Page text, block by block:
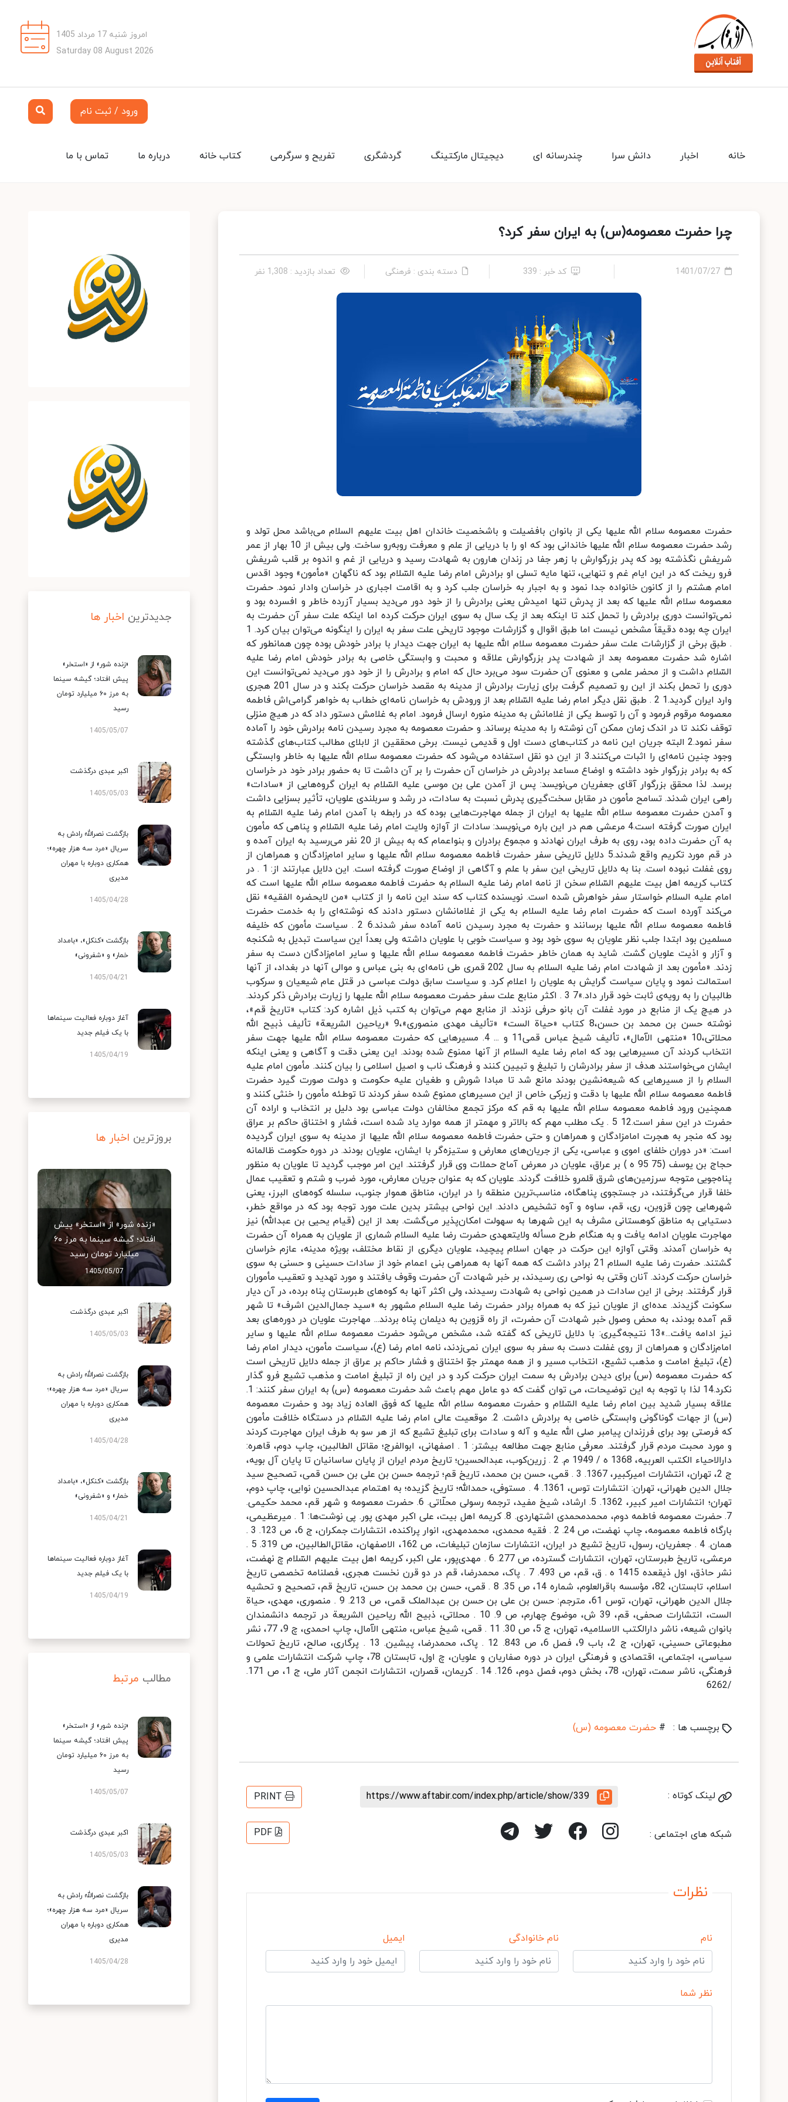
امروز شنبه 17 مرداد 1405
Saturday 08 August 2026
ورود / ثبت نام
تماس با ما درباره ما کتاب خانه تفریح و سرگرمی گردشگری دیجیتال مارکتینگ چندرسانه ای دانش سرا اخبار خانه
چرا حضرت معصومه(س) به ایران سفر کرد؟
1401/07/27 کد خبر : 339 دسته بندی : فرهنگی تعداد بازدید : 1,308 نفر
حضرت معصومه سلام الله علیها یکی از بانوان بافضیلت و باشخصیت خاندان اهل بیت علیهم السلام می‌باشد محل تولد و
رشد حضرت معصومه سلام الله علیها خاندانی بود که او را با دریایی از علم و معرفت روبه‌رو ساخت. ولی بیش از 10 بهار از عمر
شریفش نگذشته بود که پدر بزرگوارش با زهر جفا در زندان هارون به شهادت رسید و دریایی از غم و اندوه بر قلب شریفش
فرو ریخت که در این ایام غم و تنهایی، تنها مایه تسلی او برادرش امام رضا علیه السّلام بود که ناگهان «مأمون» وجود اقدس
امام هشتم را از کانون خانواده جدا نمود و به اجبار به خراسان جلب کرد و به اقامت اجباری در خراسان وادار نمود. حضرت
معصومه سلام الله علیها که بعد از پدرش تنها امیدش یعنی برادرش را از خود دور می‌دید بسیار آزرده خاطر و افسرده بود و
نمی‌توانست دوری برادرش را تحمل کند تا اینکه بعد از یک سال به سوی ایران حرکت کرده اما اینکه علت سفر آن حضرت به
ایران چه بوده دقیقاً مشخص نیست اما طبق اقوال و گزارشات موجود تاریخی علت سفر به ایران را اینگونه می‌توان بیان کرد. 1
. طبق برخی از گزارشات علت سفر حضرت معصومه سلام الله علیها به ایران جهت دیدار با برادر خودش بوده چون همانطور که
اشاره شد حضرت معصومه بعد از شهادت پدر بزرگوارش علاقه و محبت و وابستگی خاصی به برادر خودش امام رضا علیه
السّلام داشت و از محضر علمی و معنوی آن حضرت سود می‌برد حال که امام و برادرش را از خود دور می‌دید نمی‌توانست این
دوری را تحمل بکند از این رو تصمیم گرفت برای زیارت برادرش از مدینه به مقصد خراسان حرکت بکند و در سال 201 هجری
وارد ایران گردید.1 2 . طبق نقل دیگر امام رضا علیه السّلام بعد از ورودش به خراسان نامه‌ای خطاب به خواهر گرامی‌اش فاطمه
معصومه مرقوم فرمود و آن را توسط یکی از غلامانش به مدینه منوره ارسال فرمود. امام به غلامش دستور داد که در هیچ منزلی
توقف نکند تا در اندک زمان ممکن آن نوشته را به مدینه برساند. و حضرت معصومه به مجرد رسیدن نامه برادرش خود را آماده
سفر نمود.2 البته جریان این نامه در کتاب‌های دست اول و قدیمی نیست. برخی محققین از لابلای مطالب کتاب‌های گذشته
وجود چنین نامه‌ای را اثبات می‌کنند.3 از این دو نقل استفاده می‌شود که حضرت معصومه سلام الله علیها به خاطر وابستگی
که به برادر بزرگوار خود داشته و اوضاع مساعد برادرش در خراسان آن حضرت را بر آن داشت تا به حضور برادر خود در خراسان
برسد. لذا محقق بزرگوار آقای جعفریان می‌نویسد: پس از آمدن علی بن موسی علیه السّلام به ایران گروه‌هایی از «سادات»
راهی ایران شدند. تسامح مأمون در مقابل سخت‌گیری پدرش نسبت به سادات، در رشد و سربلندی علویان، تأثیر بسزایی داشت
و آمدن حضرت معصومه سلام الله علیها به ایران از جمله مهاجرت‌هایی بوده که در رابطه با آمدن امام رضا علیه السّلام به
ایران صورت گرفته است.4 مرعشی هم در این باره می‌نویسد: سادات از آوازه ولایت امام رضا علیه السّلام و پناهی که مأمون
به آن حضرت داده بود،‌ روی به طرف ایران نهادند و مجموع برادران و بنواعمام که به بیش از 20 نفر می‌رسید به ایران آمده و
در قم مورد تکریم واقع شدند.5 دلایل تاریخی سفر حضرت فاطمه معصومه سلام الله علیها و سایر امام‌زادگان و همراهان از
روی غفلت نبوده است. بنا به دلایل تاریخی این سفر با علم و آگاهی از اوضاع صورت گرفته است. این دلایل عبارتند از: 1 . در
کتاب کریمه اهل بیت علیهم السّلام سخن از نامه امام رضا علیه السلام به حضرت فاطمه معصومه سلام الله علیها است که
امام علیه السلام خواستار سفر خواهرش شده است. نویسنده کتاب که سند این نامه را از کتاب «من لایحضره الفقیه» نقل
می‌کند آورده است که حضرت امام رضا علیه السلام به یکی از غلامانشان دستور دادند که نوشته‌ای را به خدمت حضرت
فاطمه معصومه سلام الله علیها برسانند و حضرت به مجرد رسیدن نامه آماده سفر شدند.6 2 . سیاست مأمون که خلیفه
مسلمین بود ابتدا جلب نظر علویان به سوی خود بود و سیاست خوبی با علویان داشته ولی بعداً این سیاست تبدیل به شکنجه
و آزار و اذیت علویان گشت. شاید به همان خاطر حضرت فاطمه معصومه سلام الله علیها و سایر امام‌زادگان دست به سفر
زدند. «مأمون بعد از شهادت امام رضا علیه السلام به سال 202 قمری طی نامه‌ای به بنی عباس و موالی آنها در بغداد، از آنها
استمالت نمود و پایان سیاست گرایش به علویان را اعلام کرد. و سیاست سابق دولت عباسی در قتل عام شیعیان و سرکوب
طالبیان را به رویه‌ی ثابت خود قرار داد.»7 3 . اکثر منابع علت سفر حضرت معصومه سلام الله علیها را زیارت برادرش ذکر کردند.
در هیچ یک از منابع در مورد غفلت آن بانو حرفی نزدند. از منابع مهم می‌توان به کتب ذیل اشاره کرد: کتاب «تاریخ قم»،
نوشته حسن بن محمد بن حسن،8 کتاب «حیاة الست» «تألیف مهدی منصوری»،9 «ریاحین الشریعة» تألیف ذبیح الله
محلاتی،10 «منتهی الآمال»، تألیف شیخ عباس قمی11 و ... 4. مسیرهایی که حضرت معصومه سلام الله علیها جهت سفر
انتخاب کردند آن مسیرهایی بود که امام رضا علیه السلام از آنها ممنوع شده بودند. این یعنی دقت و آگاهی و یعنی اینکه
ایشان می‌خواستند هدف از سفر برادرشان را تبلیغ و تبیین کنند و فرهنگ ناب و اصیل اسلامی را بیان کنند. مأمون امام علیه
السلام را از مسیرهایی که شیعه‌نشین بودند مانع شد تا مبادا شورش و طغیان علیه حکومت و دولت صورت گیرد حضرت
فاطمه معصومه سلام الله علیها با دقت و زیرکی خاص از این مسیرهای ممنوع شده سفر کردند تا توطئه مأمون را خنثی کنند و
همچنین ورود فاطمه معصومه سلام الله علیها به قم که مرکز تجمع مخالفان دولت عباسی بود دلیل بر انتخاب و اراده آن
حضرت در این سفر است.12 5 . یک مطلب مهم که بالاتر و مهمتر از همه موارد یاد شده است، فشار و اختناق حاکم بر عراق
بود که منجر به هجرت امامزادگان و همراهان و حتی حضرت فاطمه معصومه سلام الله علیها از مدینه به سوی ایران گردیده
است: «در دوران خلفای اموی و عباسی، یکی از جریان‌های معارض و ستیزه‌گر با ایشان، علویان بودند. در دوره حکومت ظالمانه
حجاج بن یوسف (75 95 ه ) بر عراق، علویان در معرض آماج حملات وی قرار گرفتند. این امر موجب گردید تا علویان به منظور
پناه‌جویی متوجه سرزمین‌های شرق قلمرو خلافت گردند. علویان که به عنوان جریان معارض، مورد ضرب و شتم و تعقیب عمال
خلفا قرار می‌گرفتند، در جستجوی پناهگاه، مناسب‌ترین منطقه را در ایران، مناطق هموار جنوب، سلسله کوه‌های البرز، یعنی
شهرهایی چون قزوین، ری، قم، ساوه و آوه تشخیص دادند. این نواحی بیشتر بدین علت مورد توجه بود که در مواقع خطر،
دستیابی به مناطق کوهستانی مشرف به این شهرها به سهولت امکان‌پذیر می‌گشت. بعد از این (قیام یحیی بن عبدالله) نیز
مهاجرت علویان ادامه یافت و به هنگام طرح مسأله ولایتعهدی حضرت رضا علیه السلام شماری از علویان به همراه آن حضرت
به خراسان آمدند. وقتی آوازه این حرکت در جهان اسلام پیچید، علویان دیگری از نقاط مختلف، بویژه مدینه، عازم خراسان
گشتند. حضرت رضا علیه السلام 21 برادر داشت که همه آنها به همراهی بنی اعمام خود از سادات حسینی و حسنی به سوی
خراسان حرکت کردند. آنان وقتی به نواحی ری رسیدند، بر خبر شهادت آن حضرت وقوف یافتند و مورد تهدید و تعقیب مأموران
قرار گرفتند. برخی از این سادات در همین نواحی به شهادت رسیدند، ولی اکثر آنها به کوه‌های طبرستان پناه برده، در آن دیار
سکونت گزیدند. عده‌ای از علویان نیز که به همراه برادر حضرت رضا علیه السلام مشهور به «سید جمال‌الدین اشرف» تا شهر
قم آمده بودند، به محض وصول خبر شهادت آن حضرت، از راه قزوین به دیلمان پناه بردند... مهاجرت علویان در دوره‌های بعد
نیز ادامه یافت...»13 نتیجه‌گیری: با دلایل تاریخی که گفته شد، مشخص می‌شود حضرت معصومه سلام الله علیها و سایر
امام‌زادگان و همراهان از روی غفلت دست به سفر به سوی ایران نمی‌زدند، نامه‌ امام رضا (ع)، سیاست مأمون، دیدار امام رضا
(ع)، تبلیغ امامت و مذهب تشیع، انتخاب مسیر و از همه مهمتر جوّ اختناق و فشار حاکم بر عراق از جمله دلایل تاریخی است
که حضرت معصومه (س) برای دیدن برادرش به سمت ایران حرکت کرد و در این راه از تبلیغ امامت و مذهب تشیع فرو گذار
نکرد.14 لذا با توجه به این توضیحات، می توان گفت که دو عامل مهم باعث شد حضرت معصومه (س) به ایران سفر کنند: 1.
علاقه بسیار شدید بین امام رضا علیه السّلام و حضرت معصومه سلام الله علیها که فوق العاده زیاد بود و حضرت معصومه
(س) از جهات گوناگونی وابستگی خاصی به برادرش داشت. 2. موقعیت عالی امام رضا علیه السّلام در دستگاه خلافت مأمون
که فرصتی بود برای فرزندان پیامبر صلی الله علیه و آله و سادات برای تبلیغ تشیع که از هر سو به طرف ایران مهاجرت کردند
و مورد محبت مردم قرار گرفتند. معرفی منابع جهت مطالعه بیشتر: 1 . اصفهانی، ابوالفرج؛ مقاتل الطالبین، چاپ دوم، قاهره:
دارالاحیاء الکتب العربیه، 1368 ه / 1949 م. 2 . زرین‌کوب‌، عبدالحسین؛ تاریخ مردم ایران از پایان ساسانیان تا پایان آل بویه،
ج 2، تهران، انتشارات امیرکبیر، 1367. 3 . قمی، حسن بن محمد، تاریخ قم؛ ترجمه حسن بن علی بن حسن قمی، تصحیح سید
جلال الدین طهرانی، تهران: انتشارات توس، 1361. 4 . مستوفی، حمدالله؛ تاریخ گزیده؛ به اهتمام عبدالحسین نوایی، چاپ دوم،
تهران؛ انتشارات امیر کبیر، 1362. 5. ارشاد، شیخ مفید، ترجمه رسولی محلّاتی. 6. حضرت معصومه و شهر قم، محمد حکیمی.
7. حضرت معصومه فاطمه دوم، محمدمحمدی اشتهاردی. 8. کریمه اهل بیت، علی اکبر مهدی پور. پی نوشت‌ها: 1 . میرعظیمی،
بارگاه فاطمه معصومه، چاپ نهضت، ص 24. 2 . فقیه محمدی، محمدمهدی‌، انوار پراکنده، انتشارات جمکران، ج 6، ص 123. 3 .
همان. 4 . جعفریان، رسول، تاریخ تشیع در ایران، انتشارات سازمان تبلیغات، ص 162، الاصفهان، مقاتل‌الطالبین، ص 319. 5 .
مرعشی، تاریخ طبرستان، تهران، انتشارات گسترده، ص 277. 6 . مهدی‌پور، علی اکبر، کریمه اهل بیت علیهم السّلام چ نهضت،
نشر حاذق، اول ذیقعده 1415 ه . ق، قم، ص 493. 7 . پاک، محمدرضا، قم در دو قرن نخست هجری، فصلنامه تخصصی تاریخ
اسلام، تابستان، 82، مؤسسه باقرالعلوم، شماره 14، ص 35. 8 . قمی، حسن بن محمد بن حسن، تاریخ قم، تصحیح و تحشیه
جلال الدین طهرانی، تهران، توس 61، مترجم: حسن بن علی بن حسن بن عبدالملک قمی، ص 213. 9 . منصوری، مهدی، حیاة
الست، انتشارات صحفی، قم، 39 ش، موضوع چهارم، ص 9. 10 . محلاتی، ذبیح الله ریاحین الشریعة در ترجمه دانشمندان
بانوان شیعه، ناشر دارالکتب الاسلامیه، تهران، ج 5، ص 30. 11 . قمی، شیخ عباس، منتهی الآمال، چاپ احمدی، چ 9، 77، نشر
مطبوعاتی حسینی، تهران، ج 2، باب 9، فصل 6، ص 843. 12 . پاک، محمدرضا، پیشین. 13 . پرگاری، صالح، تاریخ تحولات
سیاسی، اجتماعی، اقتصادی و فرهنگی ایران در دوره صفاریان و علویان، چ اول، تابستان 78، چاپ شرکت انتشارات علمی و
فرهنگی، ناشر سمت، تهران، 78، بخش دوم، فصل دوم، 126. 14 . کریمان، قصران، انتشارات انجمن آثار ملی، ج 1، ص 171.
/6262
برچسب ها : # حضرت معصومه (س)
لینک کوتاه : https://www.aftabir.com/index.php/article/show/339
PRINT
شبکه های اجتماعی : PDF
نظرات
نام نام خانوادگی ایمیل
نظر شما
جدیدترین اخبار ها
«زنده شور» از «استخر»
پیش افتاد؛ گیشه سینما
به مرز ۶۰ میلیارد تومان
رسید
1405/05/07
اکبر عبدی درگذشت
1405/05/03
بازگشت نصرالله رادش به
سریال «مرد سه هزار چهره»؛
همکاری دوباره با مهران
مدیری
1405/04/28
بازگشت «کنکل»، «بامداد
خمار» و «شفرونی»
1405/04/21
آغاز دوباره فعالیت سینماها
با یک فیلم جدید
1405/04/19
بروزترین اخبار ها
«زنده شور» از «استخر» پیش
افتاد؛ گیشه سینما به مرز ۶۰
میلیارد تومان رسید
1405/05/07
اکبر عبدی درگذشت
1405/05/03
بازگشت نصرالله رادش به
سریال «مرد سه هزار چهره»؛
همکاری دوباره با مهران
مدیری
1405/04/28
بازگشت «کنکل»، «بامداد
خمار» و «شفرونی»
1405/04/21
آغاز دوباره فعالیت سینماها
با یک فیلم جدید
1405/04/19
مطالب مرتبط
«زنده شور» از «استخر»
پیش افتاد؛ گیشه سینما
به مرز ۶۰ میلیارد تومان
رسید
1405/05/07
اکبر عبدی درگذشت
1405/05/03
بازگشت نصرالله رادش به
سریال «مرد سه هزار چهره»؛
همکاری دوباره با مهران
مدیری
1405/04/28